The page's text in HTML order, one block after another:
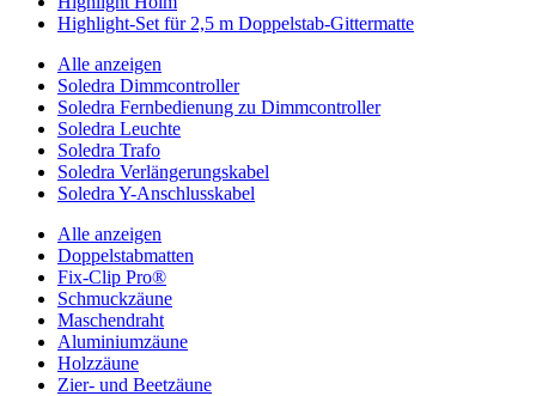
Highlight-Set für 2,5 m Doppelstab-Gittermatte
Alle anzeigen
Soledra Dimmcontroller
Soledra Fernbedienung zu Dimmcontroller
Soledra Leuchte
Soledra Trafo
Soledra Verlängerungskabel
Soledra Y-Anschlusskabel
Alle anzeigen
Doppelstabmatten
Fix-Clip Pro®
Schmuckzäune
Maschendraht
Aluminiumzäune
Holzzäune
Zier- und Beetzäune